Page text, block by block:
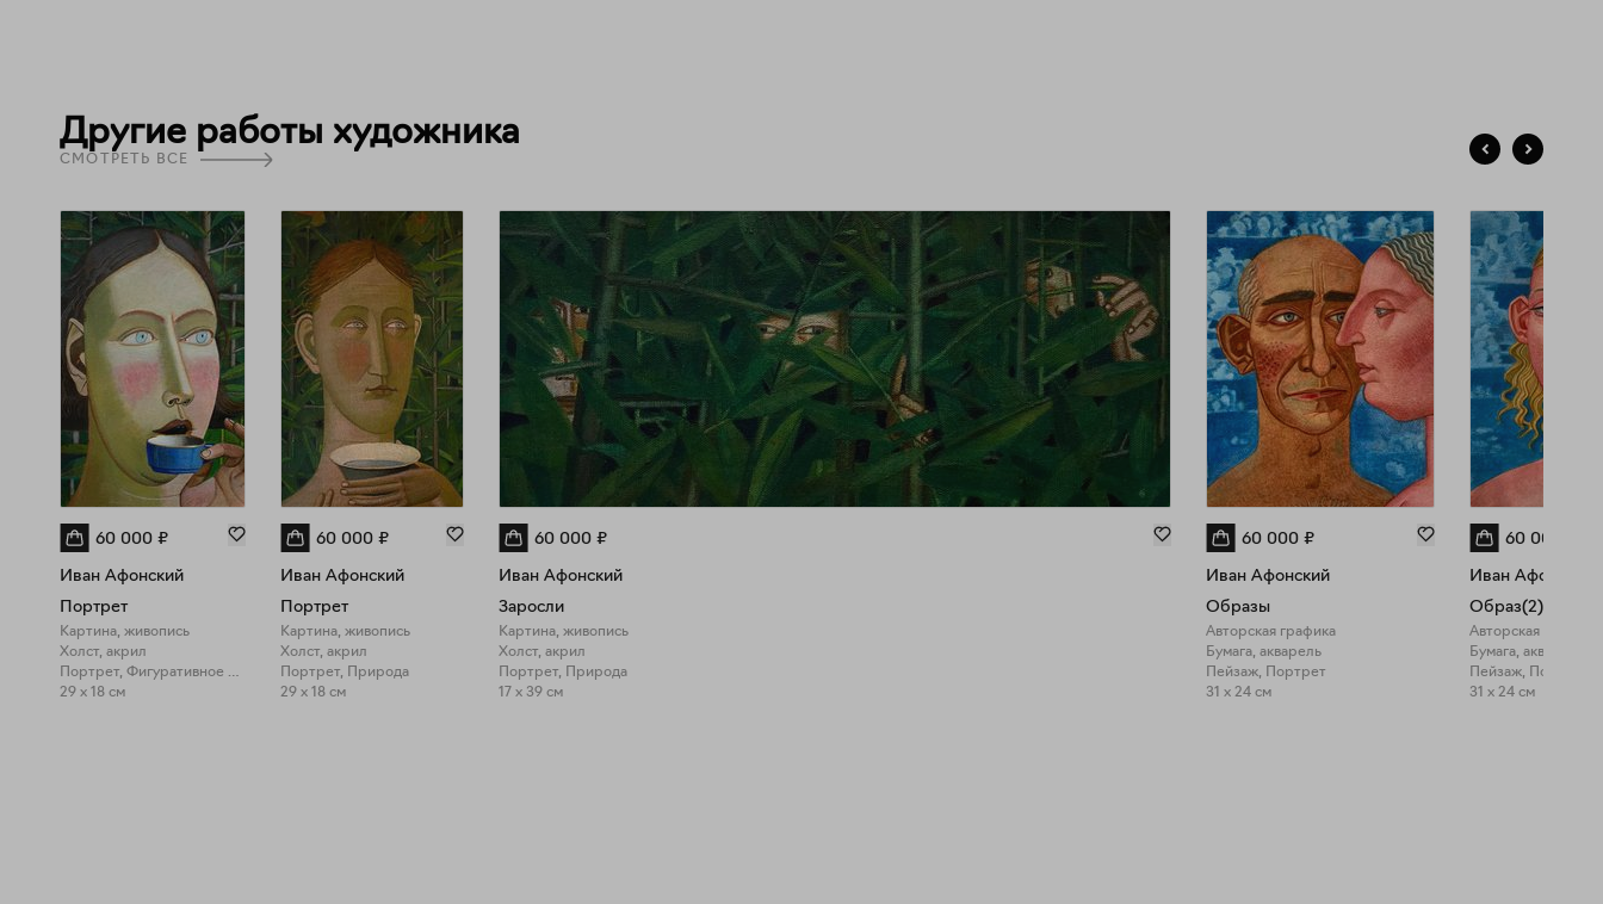
Другие работы художника
СМОТРЕТЬ ВСЕ
60 000 ₽
Иван Афонский
Портрет
Картина, живопись
Холст, акрил
Портрет, Фигуративное искусство
29 x 18 см
60 000 ₽
Иван Афонский
Портрет
Картина, живопись
Холст, акрил
Портрет, Природа
29 x 18 см
60 000 ₽
Иван Афонский
Заросли
Картина, живопись
Холст, акрил
Портрет, Природа
17 x 39 см
60 000 ₽
Иван Афонский
Образы
Авторская графика
Бумага, акварель
Пейзаж, Портрет
31 x 24 см
60 000
Иван Афонский
Образ(2)
Авторская графика
Бумага, акварель
Пейзаж, Портрет
31 x 24 см